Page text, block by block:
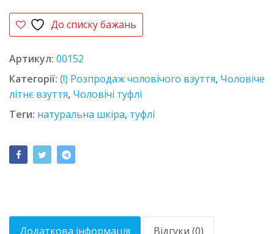
До списку бажань
Артикул: 00152
Категорії: (!) Розпродаж чоловічого взуття, Чоловіче
літнє взуття, Чоловічі туфлі
Теги: натуральна шкіра, туфлі
Додаткова інформація Відгуки (0)